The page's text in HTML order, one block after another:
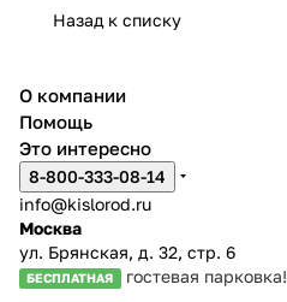
Назад к списку
О компании
Помощь
Это интересно
8-800-333-08-14
info@kislorod.ru
Москва
ул. Брянская, д. 32, стр. 6
БЕСПЛАТНАЯ гостевая парковка!